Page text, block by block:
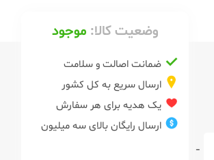
-
وضعیت کالا: موجود
ضمانت اصالت و سلامت
ارسال سریع به کل کشور
یک هدیه برای هر سفارش
ارسال رایگان بالای سه میلیون